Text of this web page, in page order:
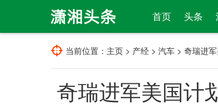
首页 头条
当前位置： 主页 > 产经 > 汽车 > 奇瑞进
奇瑞进军美国计